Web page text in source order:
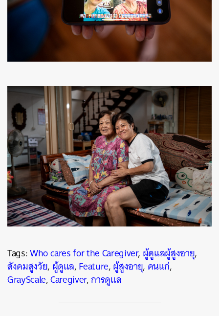
Tags:​Who cares for the Caregiver, ผู้ดูแลผู้สูงอายุ,
สังคมสูงวัย, ผู้ดูแล,Feature,ผู้สูงอายุ, คนแก่,
GrayScale,Caregiver,การดูแล